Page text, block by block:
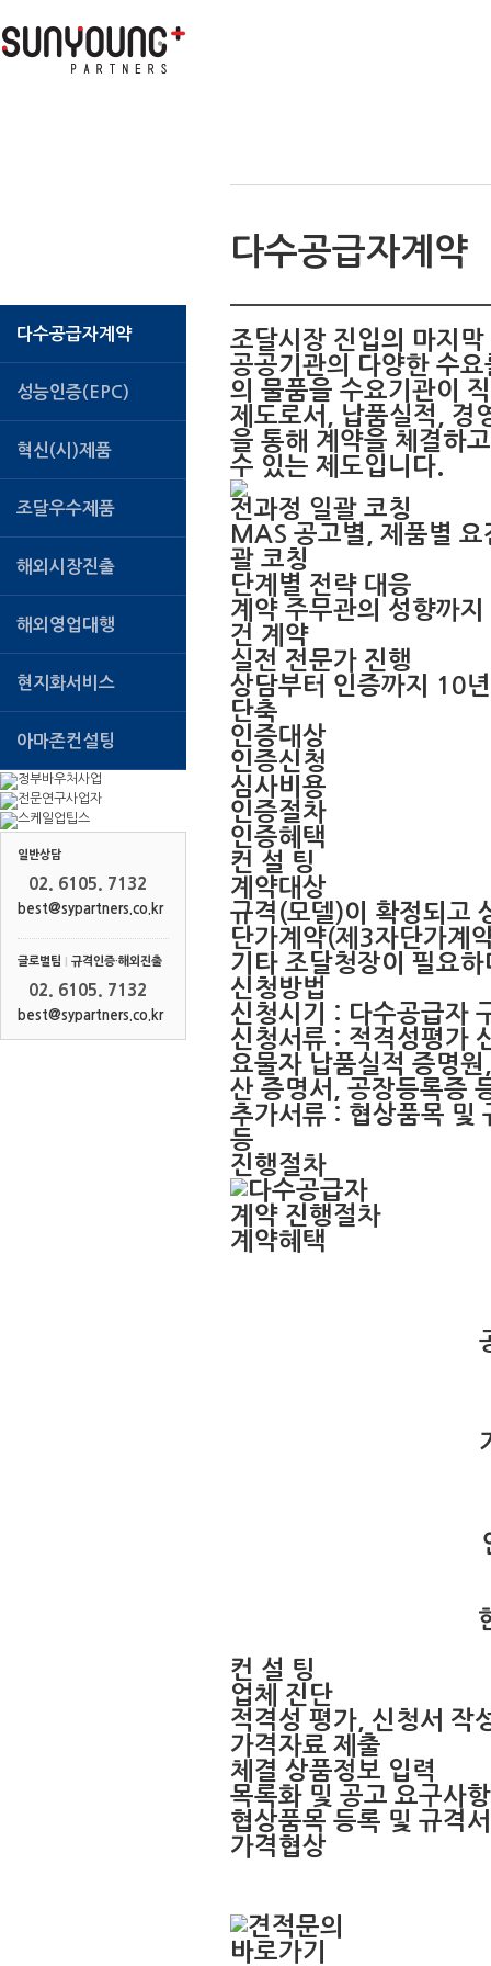
뉴
로
다수공급자계약
성능인증(EPC)
혁신(시)제품
조달우수제품
해외시장진출
해외영업대행
현지화서비스
아마존컨설팅
일반상담
02. 6105. 7132
best@sypartners.co.kr
글로벌팀 규격인증·해외진출
02. 6105. 7132
best@sypartners.co.kr
다수공급자계약
조달시장 진입의 마지
공공기관의 다양한 수
의 물품을 수요기관이
제도로서, 납품실적, 경
을 통해 계약을 체결하
수 있는 제도입니다.
전과정 일괄 코칭
MAS 공고별, 제품별
괄 코칭
단계별 전략 대응
계약 주무관의 성향까
건 계약
실전 전문가 진행
상담부터 인증까지 10
단축
인증대상
인증신청
심사비용
인증절차
인증혜택
컨 설 팅
계약대상
규격(모델)이 확정되고
단가계약(제3자단가계
기타 조달청장이 필요
신청방법
신청시기 : 다수공급자
신청서류 : 적격성평가
요물자 납품실적 증명
산 증명서, 공장등록증
추가서류 : 협상품목 및
등
진행절차
계약혜택
컨 설 팅
업체 진단
적격성 평가, 신청서 작
가격자료 제출
체결 상품정보 입력
목록화 및 공고 요구사
협상품목 등록 및 규격
가격협상